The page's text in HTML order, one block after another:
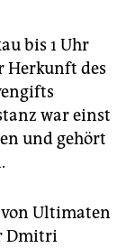
bis 1 Uhr
Herkunft des
war einst
und gehört
von Ultimaten
Dmitri